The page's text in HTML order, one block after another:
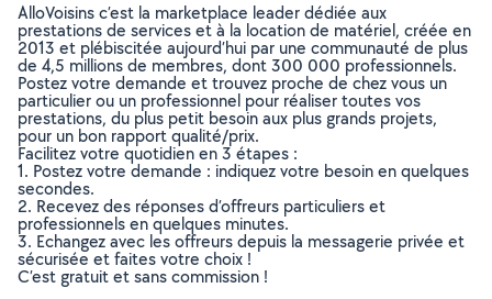
AlloVoisins c’est la marketplace leader dédiée aux
prestations de services et à la location de matériel, créée en
2013 et plébiscitée aujourd’hui par une communauté de plus
de 4,5 millions de membres, dont 300 000 professionnels.
Postez votre demande et trouvez proche de chez vous un
particulier ou un professionnel pour réaliser toutes vos
prestations, du plus petit besoin aux plus grands projets,
pour un bon rapport qualité/prix.
Facilitez votre quotidien en 3 étapes :
1. Postez votre demande : indiquez votre besoin en quelques
secondes.
2. Recevez des réponses d’offreurs particuliers et
professionnels en quelques minutes.
3. Echangez avec les offreurs depuis la messagerie privée et
sécurisée et faites votre choix !
C’est gratuit et sans commission !